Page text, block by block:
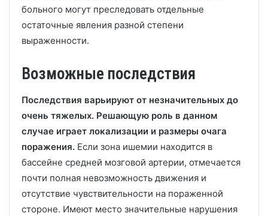
больного могут преследовать отдельные
остаточные явления разной степени
выраженности.
Возможные последствия
Последствия варьируют от незначительных до
очень тяжелых. Решающую роль в данном
случае играет локализации и размеры очага
поражения. Если зона ишемии находится в
бассейне средней мозговой артерии, отмечается
почти полная невозможность движения и
отсутствие чувствительности на пораженной
стороне. Имеют место значительные нарушения